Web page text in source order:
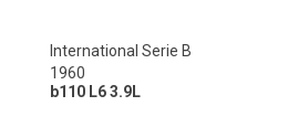
International Serie B
1960
b110 L6 3.9L